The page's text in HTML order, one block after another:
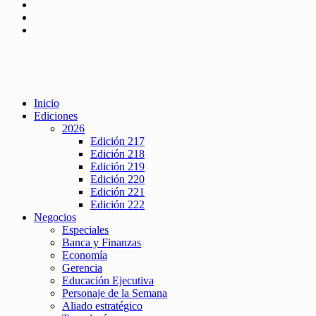
Inicio
Ediciones
2026
Edición 217
Edición 218
Edición 219
Edición 220
Edición 221
Edición 222
Negocios
Especiales
Banca y Finanzas
Economía
Gerencia
Educación Ejecutiva
Personaje de la Semana
Aliado estratégico